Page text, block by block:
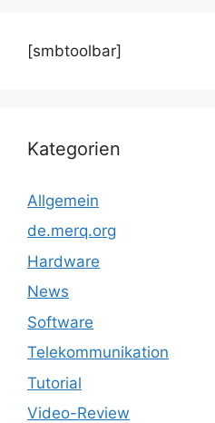
[smbtoolbar]
Kategorien
Allgemein
de.merq.org
Hardware
News
Software
Telekommunikation
Tutorial
Video-Review